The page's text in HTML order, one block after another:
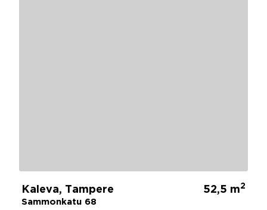
Kaleva, Tampere
Sammonkatu 68
52,5 m2